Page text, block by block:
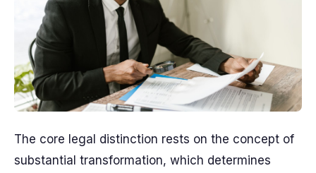
The core legal distinction rests on the concept of
substantial transformation, which determines